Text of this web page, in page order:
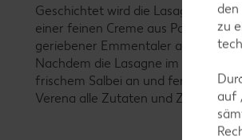
Geschichtet wird die Lasagne mit
einer feinen Creme aus Parmesan
geriebener Emmentaler auf die
Nachdem die Lasagne im Ofen
frischem Salbei an und fertig ist
Verena alle Zutaten und
zu
auf